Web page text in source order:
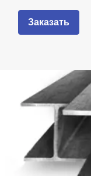
Заказать